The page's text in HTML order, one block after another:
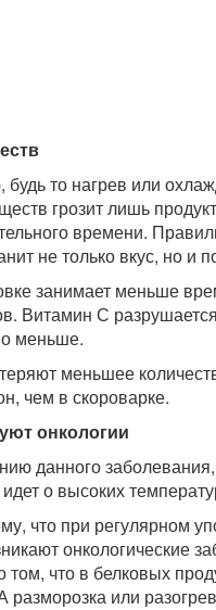
то нагрев или
грозит лишь
времени.
не только вкус, но и
занимает меньше
Витамин С
меньше.
меньшее
чем в скороварке.
онкологии
данного
о высоких
что при регулярном
онкологические
что в белковых
разморозка или